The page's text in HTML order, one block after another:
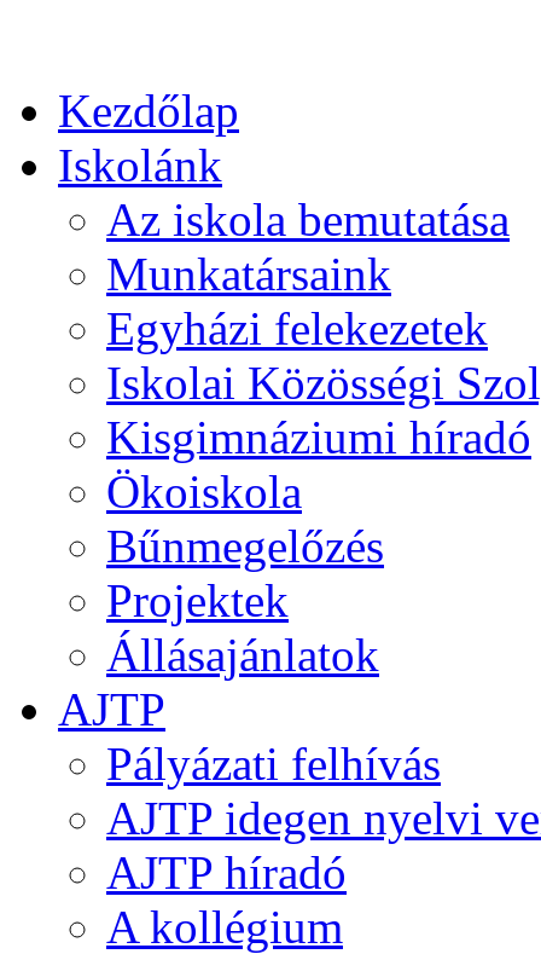
Kezdőlap
Iskolánk
Az iskola bemutatása
Munkatársaink
Egyházi felekezetek
Iskolai Közösségi
Kisgimnáziumi híradó
Ökoiskola
Bűnmegelőzés
Projektek
Állásajánlatok
AJTP
Pályázati felhívás
AJTP idegen nyelvi
AJTP híradó
A kollégium